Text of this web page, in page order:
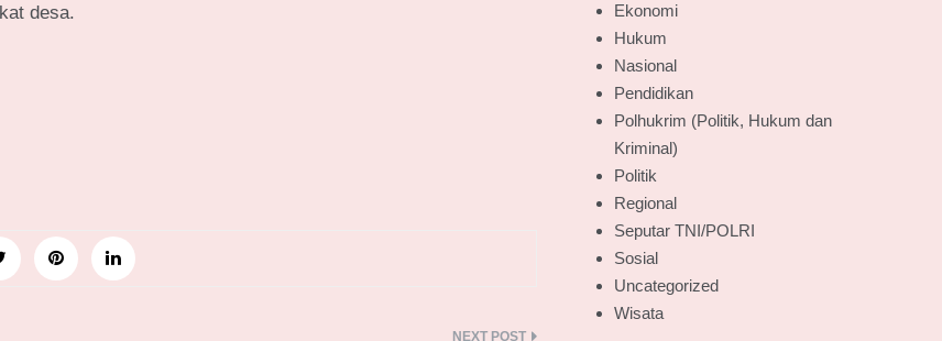
desa.
Ekonomi
Hukum
Nasional
Pendidikan
Polhukrim (Politik, Hukum dan
Kriminal)
Politik
Regional
Seputar TNI/POLRI
Sosial
Uncategorized
Wisata